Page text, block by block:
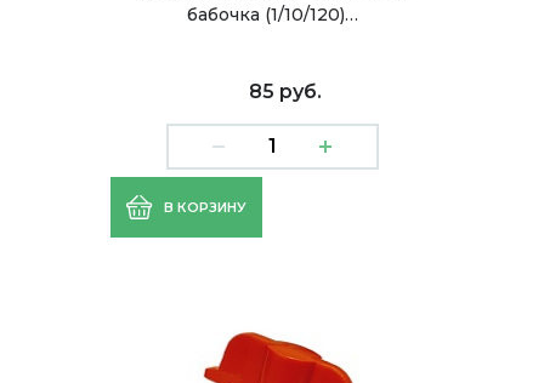
бабочка (1/10/120)…
85 руб.
В КОРЗИНУ